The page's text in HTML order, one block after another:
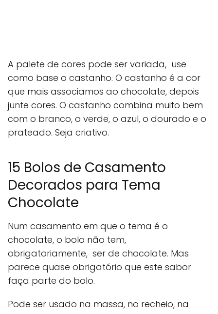
A palete de cores pode ser variada, use
como base o castanho. O castanho é a cor
que mais associamos ao chocolate, depois
junte cores. O castanho combina muito bem
com o branco, o verde, o azul, o dourado e o
prateado. Seja criativo.
15 Bolos de Casamento
Decorados para Tema
Chocolate
Num casamento em que o tema é o
chocolate, o bolo não tem,
obrigatoriamente, ser de chocolate. Mas
parece quase obrigatório que este sabor
faça parte do bolo.
Pode ser usado na massa, no recheio, na